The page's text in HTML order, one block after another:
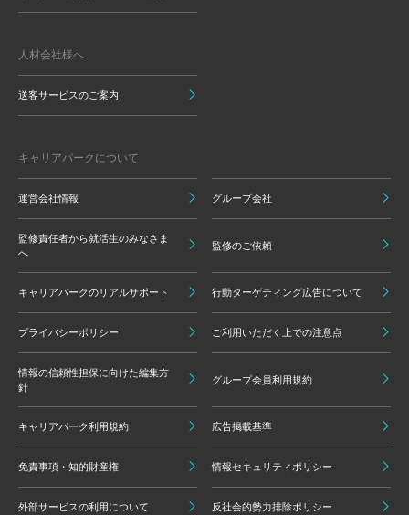
人材会社様へ
送客サービスのご案内
キャリアパークについて
運営会社情報 グループ会社
監修責任者から就活生のみなさま
へ
監修のご依頼
キャリアパークのリアルサポート 行動ターゲティング広告について
プライバシーポリシー ご利用いただく上での注意点
情報の信頼性担保に向けた編集方
針
グループ会員利用規約
キャリアパーク利用規約 広告掲載基準
免責事項・知的財産権 情報セキュリティポリシー
外部サービスの利用について 反社会的勢力排除ポリシー